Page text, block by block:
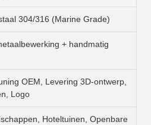
304/316 (Marine Grade)
+ handmatig
OEM, Levering 3D-ontwerp,
Logo
Hoteltuinen, Openbare